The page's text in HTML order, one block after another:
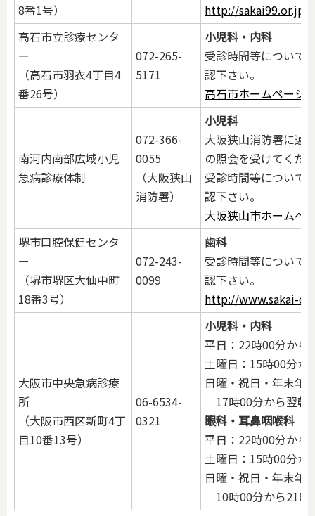
8番1号）
http://sakai99.or.jp/
高石市立診療センタ
ー
（高石市羽衣4丁目4
番26号）
072-265-
5171
小児科・内科
受診時間等について
認下さい。
高石市ホームページ
南河内南部広域小児
急病診療体制
072-366-
0055
（大阪狭山
消防署）
小児科
大阪狭山消防署に連
の照会を受けてくだ
受診時間等について
認下さい。
大阪狭山市ホームペ
堺市口腔保健センタ
ー
（堺市堺区大仙中町
18番3号）
072-243-
0099
歯科
受診時間等について
認下さい。
http://www.sakai-
大阪市中央急病診療
所
（大阪市西区新町4丁
目10番13号）
06-6534-
0321
小児科・内科
平日：22時00分から
土曜日：15時00分か
日曜・祝日・年末年
17時00分から翌朝
眼科・耳鼻咽喉科
平日：22時00分から
土曜日：15時00分か
日曜・祝日・年末年
10時00分から21時